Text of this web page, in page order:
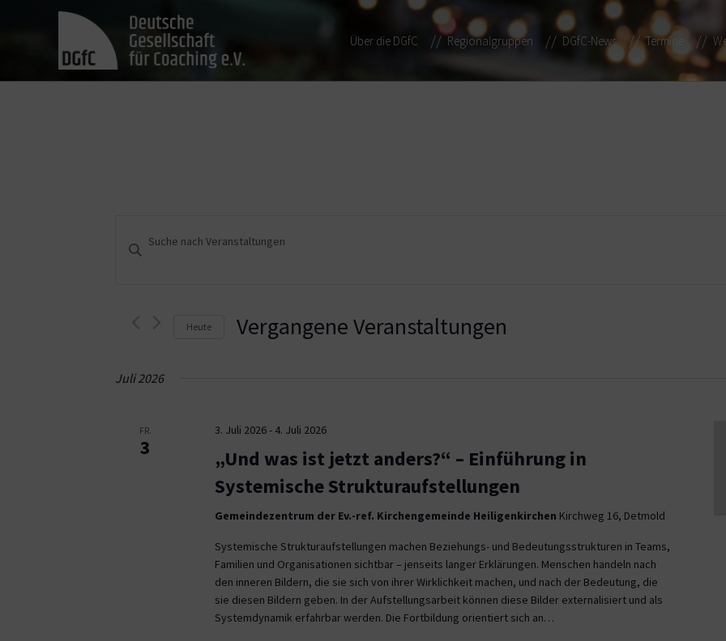
Über die DGfC Regionalgruppen DGfC-News Termine
Veranstaltungen
Suche
Ansichten,
Navigation
Schlüsselwort
Heute Vergangene Veranstaltungen
Juli 2026
FR.
3
3. Juli 2026- 4. Juli 2026
„Und was ist jetzt anders?“ – Einführung in
Systemische Strukturaufstellungen
Gemeindezentrum der Ev.-ref. Kirchengemeinde Heiligenkirchen Kirchweg 16, Detmold
Systemische Strukturaufstellungen machen Beziehungs- und Bedeutungsstrukturen in Teams,
Familien und Organisationen sichtbar – jenseits langer Erklärungen. Menschen handeln nach
den inneren Bildern, die sie sich von ihrer Wirklichkeit machen, und nach der Bedeutung, die
sie diesen Bildern geben. In der Aufstellungsarbeit können diese Bilder externalisiert und als
Systemdynamik erfahrbar werden. Die Fortbildung orientiert sich an…